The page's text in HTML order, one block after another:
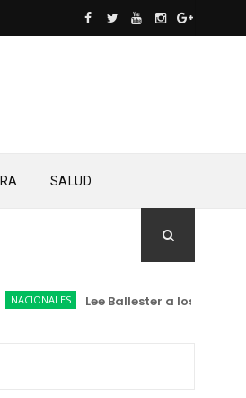
SALUD
Lee Ballester a los que se